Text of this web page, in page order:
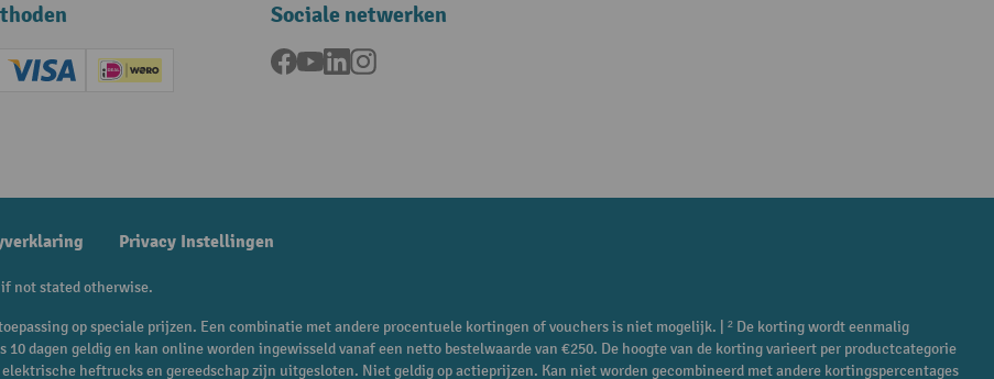
(Master)
Creditcard (Visa)iDEAL | Wero
Sociale netwerken
Facebook
YouTubeLinkedInInstagram
Privacy Instellingen
not stated otherwise.
op speciale prijzen. Een combinatie met andere procentuele kortingen of vouchers is niet mogelijk. | ² De korting wordt eenmalig
dagen geldig en kan online worden ingewisseld vanaf een netto bestelwaarde van €250. De hoogte van de korting varieert per productcategorie
heftrucks en gereedschap zijn uitgesloten. Niet geldig op actieprijzen. Kan niet worden gecombineerd met andere kortingspercentages